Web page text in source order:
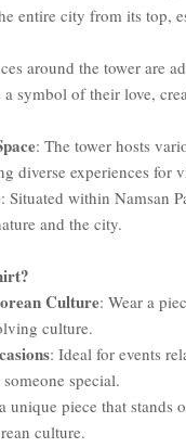
entire city from its top,
around the tower are
symbol of their love,
: The tower hosts
diverse experiences for
: Situated within Namsan
and the city.
Culture: Wear a
culture.
: Ideal for events
special.
unique piece that stands
culture.